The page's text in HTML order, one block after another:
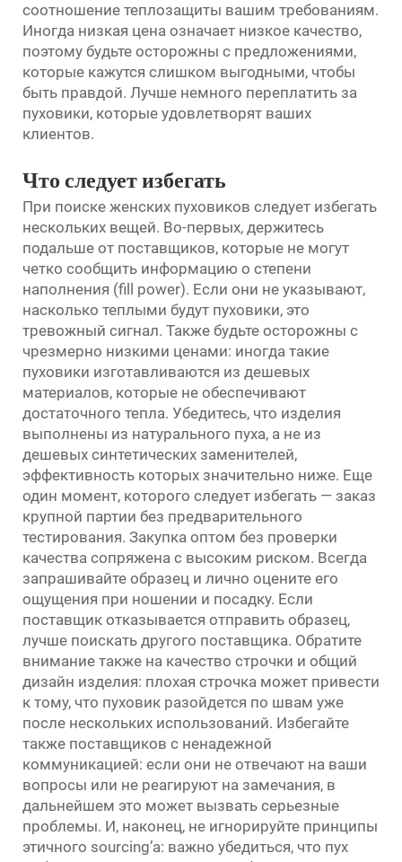
соотношение теплозащиты вашим требованиям.
Иногда низкая цена означает низкое качество,
поэтому будьте осторожны с предложениями,
которые кажутся слишком выгодными, чтобы
быть правдой. Лучше немного переплатить за
пуховики, которые удовлетворят ваших
клиентов.
Что следует избегать
При поиске женских пуховиков следует избегать
нескольких вещей. Во-первых, держитесь
подальше от поставщиков, которые не могут
четко сообщить информацию о степени
наполнения (fill power). Если они не указывают,
насколько теплыми будут пуховики, это
тревожный сигнал. Также будьте осторожны с
чрезмерно низкими ценами: иногда такие
пуховики изготавливаются из дешевых
материалов, которые не обеспечивают
достаточного тепла. Убедитесь, что изделия
выполнены из натурального пуха, а не из
дешевых синтетических заменителей,
эффективность которых значительно ниже. Еще
один момент, которого следует избегать — заказ
крупной партии без предварительного
тестирования. Закупка оптом без проверки
качества сопряжена с высоким риском. Всегда
запрашивайте образец и лично оцените его
ощущения при ношении и посадку. Если
поставщик отказывается отправить образец,
лучше поискать другого поставщика. Обратите
внимание также на качество строчки и общий
дизайн изделия: плохая строчка может привести
к тому, что пуховик разойдется по швам уже
после нескольких использований. Избегайте
также поставщиков с ненадежной
коммуникацией: если они не отвечают на ваши
вопросы или не реагируют на замечания, в
дальнейшем это может вызвать серьезные
проблемы. И, наконец, не игнорируйте принципы
этичного sourcing’а: важно убедиться, что пух